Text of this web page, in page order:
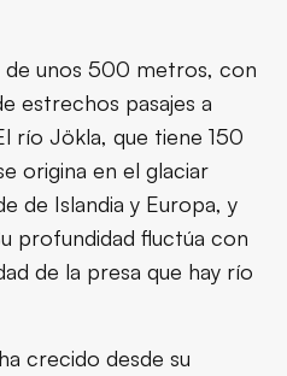
de unos 500 metros, con
estrechos pasajes a
río Jökla, que tiene 150
origina en el glaciar
de Islandia y Europa, y
profundidad fluctúa con
de la presa que hay río
crecido desde su